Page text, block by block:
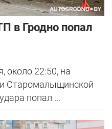
в Гродно попал
около 22:50, на
и Старомалыщинской
попал ...